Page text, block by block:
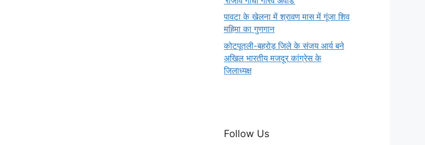
पावटा के खेलना में श्रावण मास में गूंजा शिव
महिमा का गुणगान
कोटपूतली-बहरोड़ जिले के संजय आर्य बने
अखिल भारतीय मजदूर कांग्रेस के
जिलाध्यक्ष
Follow Us